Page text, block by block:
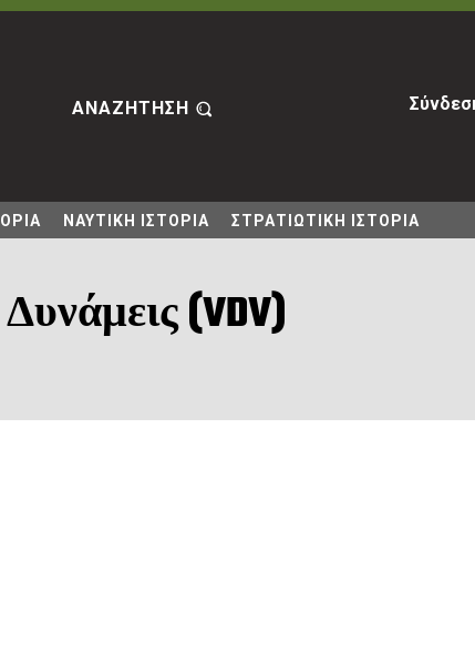
ΑΝΑΖΗΤΗΣΗ
ΝΑΥΤΙΚΗ ΙΣΤΟΡΙΑ ΣΤΡΑΤΙΩΤΙΚΗ ΙΣΤΟΡΙΑ
(VDV)